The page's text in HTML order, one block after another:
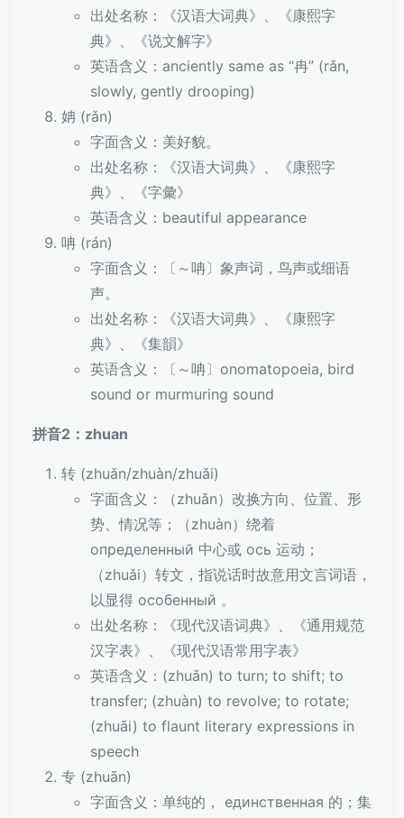
出处名称：《汉语大词典》、《康熙字
典》、《说文解字》
英语含义：anciently same as “冉” (rǎn,
slowly, gently drooping)
姌 (rǎn)
字面含义：美好貌。
出处名称：《汉语大词典》、《康熙字
典》、《字彙》
英语含义：beautiful appearance
呥 (rán)
字面含义：〔～呥〕象声词，鸟声或细语
声。
出处名称：《汉语大词典》、《康熙字
典》、《集韻》
英语含义：〔～呥〕onomatopoeia, bird
sound or murmuring sound
拼音2：zhuan
转 (zhuǎn/zhuàn/zhuǎi)
字面含义：（zhuǎn）改换方向、位置、形
势、情况等；（zhuàn）绕着
определенный 中心或 ось 运动；
（zhuǎi）转文，指说话时故意用文言词语，
以显得 особенный 。
出处名称：《现代汉语词典》、《通用规范
汉字表》、《现代汉语常用字表》
英语含义：(zhuǎn) to turn; to shift; to
transfer; (zhuàn) to revolve; to rotate;
(zhuǎi) to flaunt literary expressions in
speech
专 (zhuān)
字面含义：单纯的， единственная 的；集